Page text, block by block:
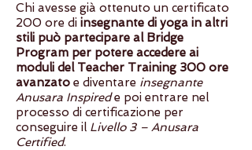
Chi avesse già ottenuto un certificato
200 ore di insegnante di yoga in altri
stili può partecipare al Bridge
Program per potere accedere ai
moduli del Teacher Training 300 ore
avanzato e diventare insegnante
Anusara Inspirede poi entrare nel
processo di certificazione per
conseguire il Livello 3 – Anusara
Certified.